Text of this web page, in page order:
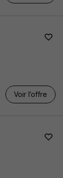
Voir l’offre